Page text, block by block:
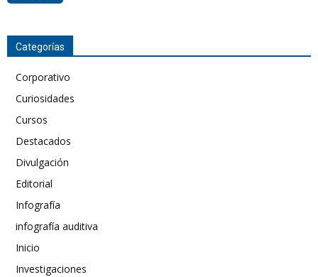
Categorías
Corporativo
Curiosidades
Cursos
Destacados
Divulgación
Editorial
Infografía
infografía auditiva
Inicio
Investigaciones